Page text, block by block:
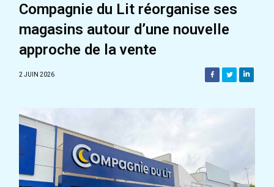
Compagnie du Lit réorganise ses
magasins autour d’une nouvelle
approche de la vente
2 JUIN 2026